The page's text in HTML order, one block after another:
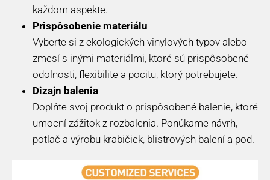
každom aspekte.
Prispôsobenie materiálu
Vyberte si z ekologických vinylových typov alebo
zmesí s inými materiálmi, ktoré sú prispôsobené
odolnosti, flexibilite a pocitu, ktorý potrebujete.
Dizajn balenia
Doplňte svoj produkt o prispôsobené balenie, ktoré
umocní zážitok z rozbalenia. Ponúkame návrh,
potlač a výrobu krabičiek, blistrových balení a pod.